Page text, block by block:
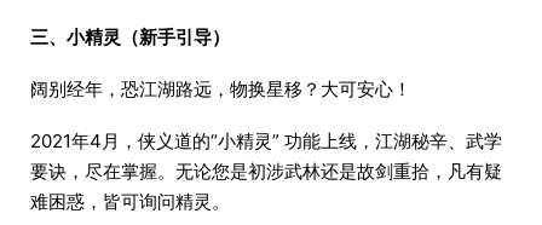
三、小精灵（新手引导）
阔别经年，恐江湖路远，物换星移？大可安心！
2021年4月，侠义道的“小精灵” 功能上线，江湖秘辛、武学
要诀，尽在掌握。无论您是初涉武林还是故剑重拾，凡有疑
难困惑，皆可询问精灵。